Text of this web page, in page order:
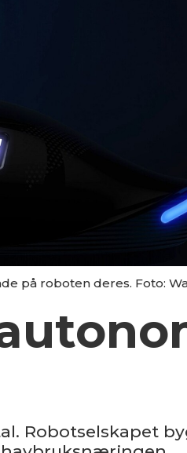
på roboten deres. Foto:
Robotselskapet